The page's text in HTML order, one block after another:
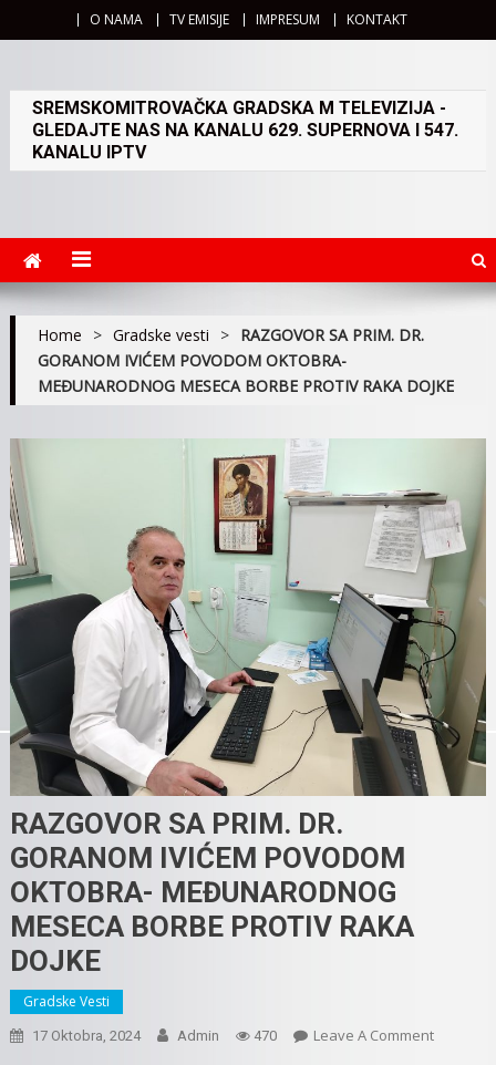
O NAMA TV EMISIJE IMPRESUM KONTAKT
SREMSKOMITROVAČKA GRADSKA M TELEVIZIJA -
GLEDAJTE NAS NA KANALU 629. SUPERNOVA I 547.
KANALU IPTV
Home > Gradske vesti > RAZGOVOR SA PRIM. DR.
GORANOM IVIĆEM POVODOM OKTOBRA-
MEĐUNARODNOG MESECA BORBE PROTIV RAKA DOJKE
RAZGOVOR SA PRIM. DR.
GORANOM IVIĆEM POVODOM
OKTOBRA- MEĐUNARODNOG
MESECA BORBE PROTIV RAKA
DOJKE
Gradske Vesti
17 Oktobra, 2024 Admin 470 Leave A CommentOn